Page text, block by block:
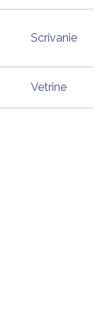
Scrivanie
Vetrine